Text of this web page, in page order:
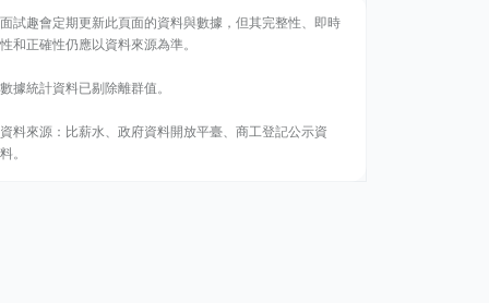
面試趣會定期更新此頁面的資料與數據，但其完整性、即時
性和正確性仍應以資料來源為準。
數據統計資料已剔除離群值。
資料來源：比薪水、政府資料開放平臺、商工登記公示資
料。